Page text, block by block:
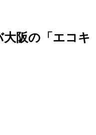
阪の「エコキ